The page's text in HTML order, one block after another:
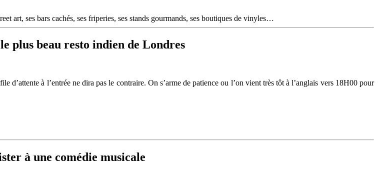
art, ses bars cachés, ses friperies, ses stands gourmands, ses boutiques de vinyles…
plus beau resto indien de Londres
d’attente à l’entrée ne dira pas le contraire. On s’arme de patience ou l’on vient très tôt à l’anglais vers 18H00 pour
à une comédie musicale